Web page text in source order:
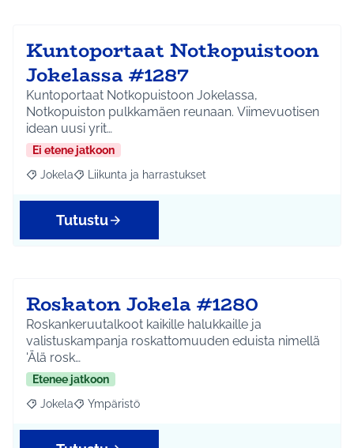
Kuntoportaat Notkopuistoon
Jokelassa #1287
Kuntoportaat Notkopuistoon Jokelassa,
Notkopuiston pulkkamäen reunaan. Viimevuotisen
idean uusi yrit…
Ei etene jatkoon
Rajaa tulokset aihepiirin mukaan: Jokela
Jokela Rajaa tulokset teeman mukaan: Liikunta ja
Liikunta ja harrastukset
Tutustu
Roskaton Jokela #1280
Roskankeruutalkoot kaikille halukkaille ja
valistuskampanja roskattomuuden eduista nimellä
'Älä rosk…
Etenee jatkoon
Rajaa tulokset aihepiirin mukaan: Jokela
Jokela Rajaa tulokset teeman mukaan: Ympäristö
Ympäristö